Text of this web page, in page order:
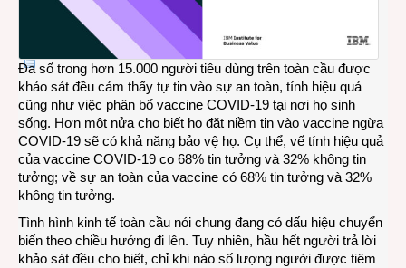
Đa số trong hơn 15.000 người tiêu dùng trên toàn cầu được
khảo sát đều cảm thấy tự tin vào sự an toàn, tính hiệu quả
cũng như việc phân bổ vaccine COVID-19 tại nơi họ sinh
sống. Hơn một nửa cho biết họ đặt niềm tin vào vaccine ngừa
COVID-19 sẽ có khả năng bảo vệ họ. Cụ thể, vế tính hiệu quả
của vaccine COVID-19 co 68% tin tưởng và 32% không tin
tưởng; về sự an toàn của vaccine có 68% tin tưởng và 32%
không tin tưởng.
Tình hình kinh tế toàn cầu nói chung đang có dấu hiệu chuyển
biến theo chiều hướng đi lên. Tuy nhiên, hầu hết người trả lời
khảo sát đều cho biết, chỉ khi nào số lượng người được tiêm